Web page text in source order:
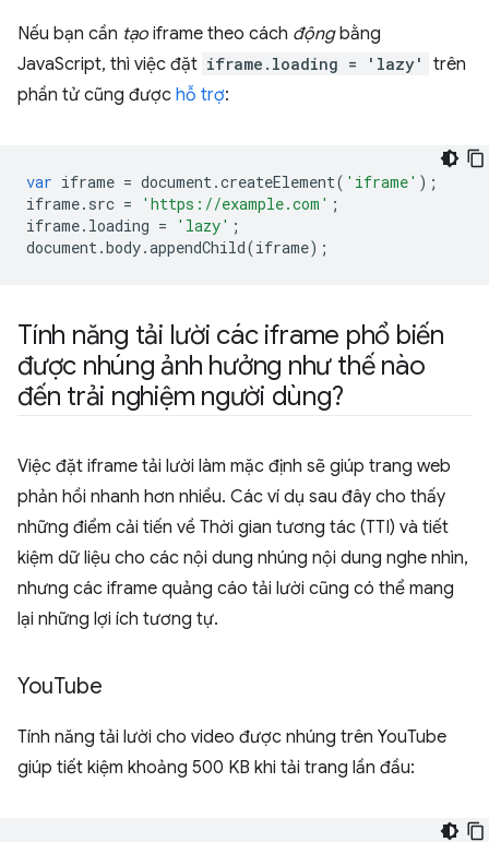
Nếu bạn cần tạo iframe theo cách độngbằng
JavaScript, thì việc đặt iframe.loading = 'lazy'
trên
phần tử cũng được hỗ trợ:
var iframe = document.createElement( 'iframe' );
iframe. src = 'https://example.com' ;
iframe. loading = 'lazy' ;
document.body.appendChild(iframe);
Tính năng tải lười các iframe phổ biến
được nhúng ảnh hưởng như thế nào
đến trải nghiệm người dùng?
Việc đặt iframe tải lười làm mặc định sẽ giúp trang web
phản hồi nhanh hơn nhiều. Các ví dụ sau đây cho thấy
những điểm cải tiến về Thời gian tương tác (TTI) và tiết
kiệm dữ liệu cho các nội dung nhúng nội dung nghe nhìn,
nhưng các iframe quảng cáo tải lười cũng có thể mang
lại những lợi ích tương tự.
YouTube
Tính năng tải lười cho video được nhúng trên YouTube
giúp tiết kiệm khoảng 500 KB khi tải trang lần đầu: